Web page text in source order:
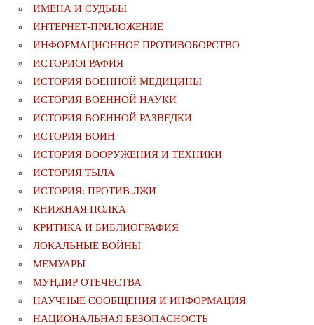
ИМЕНА И СУДЬБЫ
ИНТЕРНЕТ-ПРИЛОЖЕНИЕ
ИНФОРМАЦИОННОЕ ПРОТИВОБОРСТВО
ИСТОРИОГРАФИЯ
ИСТОРИЯ ВОЕННОЙ МЕДИЦИНЫ
ИСТОРИЯ ВОЕННОЙ НАУКИ
ИСТОРИЯ ВОЕННОЙ РАЗВЕДКИ
ИСТОРИЯ ВОИН
ИСТОРИЯ ВООРУЖЕНИЯ И ТЕХНИКИ
ИСТОРИЯ ТЫЛА
ИСТОРИЯ: ПРОТИВ ЛЖИ
КНИЖНАЯ ПОЛКА
КРИТИКА И БИБЛИОГРАФИЯ
ЛОКАЛЬНЫЕ ВОЙНЫ
МЕМУАРЫ
МУНДИР ОТЕЧЕСТВА
НАУЧНЫЕ СООБЩЕНИЯ И ИНФОРМАЦИЯ
НАЦИОНАЛЬНАЯ БЕЗОПАСНОСТЬ